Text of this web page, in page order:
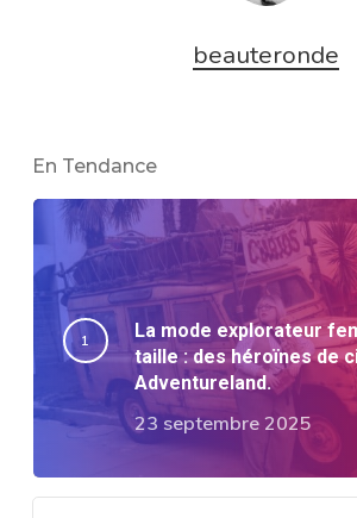
beauteronde
En Tendance
La mode explorateur
taille : des héroïnes de
Adventureland.
23 septembre 2025